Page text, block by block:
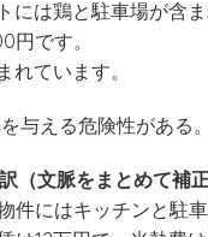
には鶏と駐車場が含ま
円です。
れています。
与える危険性がある。
（文脈をまとめて補正
件にはキッチンと駐